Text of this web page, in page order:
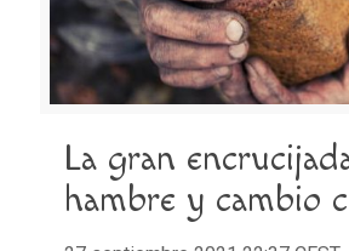
La gran
hambre y cambio